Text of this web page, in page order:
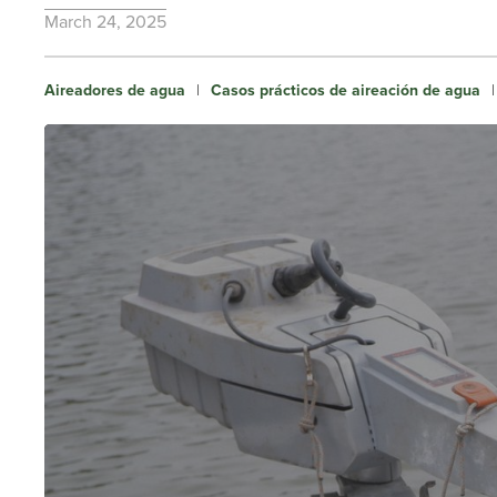
March 24, 2025
Aireadores de agua | Casos prácticos de aireación de agua |